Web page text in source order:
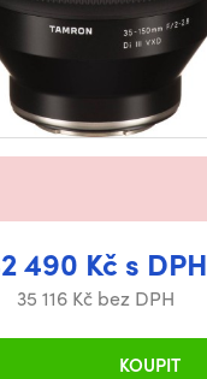
490 Kč s DPH
35 116 Kč bez DPH
KOUPIT